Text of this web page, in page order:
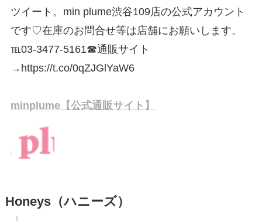
ツイート。min plume渋谷109店の公式アカウント
です♡在庫のお問合せ等は店舗にお願いします。
℡03-3477-5161☎︎通販サイト
→https://t.co/0qZJGlYaW6
minplume【公式通販サイト】
Honeys（ハニーズ）